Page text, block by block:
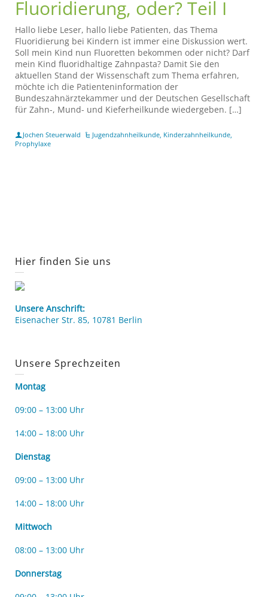
Fluoridierung, oder? Teil I
Hallo liebe Leser, hallo liebe Patienten, das Thema
Fluoridierung bei Kindern ist immer eine Diskussion wert.
Soll mein Kind nun Fluoretten bekommen oder nicht? Darf
mein Kind fluoridhaltige Zahnpasta? Damit Sie den
aktuellen Stand der Wissenschaft zum Thema erfahren,
möchte ich die Patienteninformation der
Bundeszahnärztekammer und der Deutschen Gesellschaft
für Zahn-, Mund- und Kieferheilkunde wiedergeben. […]
Jochen Steuerwald Jugendzahnheilkunde, Kinderzahnheilkunde,
Prophylaxe
Hier finden Sie uns
Unsere Anschrift:
Eisenacher Str. 85, 10781 Berlin
Unsere Sprechzeiten
Montag
09:00 – 13:00 Uhr
14:00 – 18:00 Uhr
Dienstag
09:00 – 13:00 Uhr
14:00 – 18:00 Uhr
Mittwoch
08:00 – 13:00 Uhr
Donnerstag